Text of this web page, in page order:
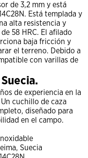
de 3,2 mm y está
Está templada y
alta resistencia y
58 HRC. El afilado
baja fricción y
el terreno. Debido a
con varillas de
de experiencia en la
cuchillo de caza
diseñado para
en el campo.
Suecia